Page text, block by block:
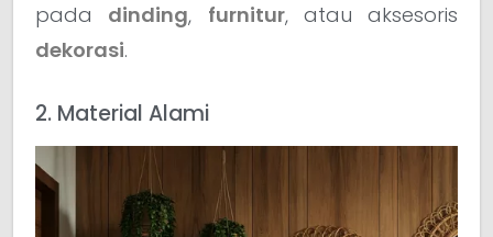
pada dinding, furnitur, atau aksesoris
dekorasi.
2. Material Alami